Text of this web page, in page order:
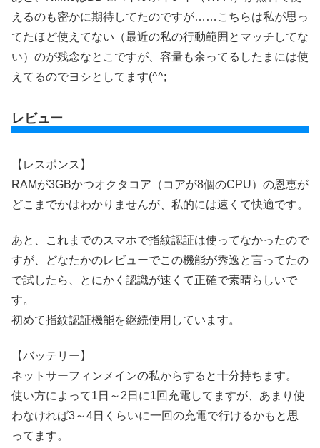
えるのも密かに期待してたのですが……こちらは私が思っ
てたほど使えてない（最近の私の行動範囲とマッチしてな
い）のが残念なとこですが、容量も余ってるしたまには使
えてるのでヨシとしてます(^^;
レビュー
【レスポンス】
RAMが3GBかつオクタコア（コアが8個のCPU）の恩恵が
どこまでかはわかりませんが、私的には速くて快適です。
あと、これまでのスマホで指紋認証は使ってなかったので
すが、どなたかのレビューでこの機能が秀逸と言ってたの
で試したら、とにかく認識が速くて正確で素晴らしいで
す。
初めて指紋認証機能を継続使用しています。
【バッテリー】
ネットサーフィンメインの私からすると十分持ちます。
使い方によって1日～2日に1回充電してますが、あまり使
わなければ3～4日くらいに一回の充電で行けるかもと思
ってます。